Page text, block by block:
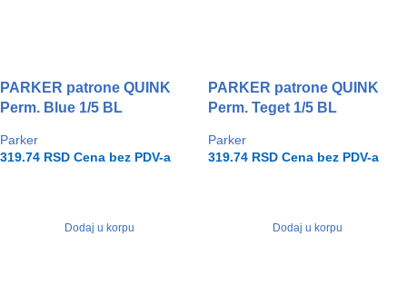
PARKER patrone QUINK
Perm. Blue 1/5 BL
Parker
319.74 RSD Cena bez PDV-a
Dodaj u korpu
PARKER patrone QUINK
Perm. Teget 1/5 BL
Parker
319.74 RSD Cena bez PDV-a
Dodaj u korpu